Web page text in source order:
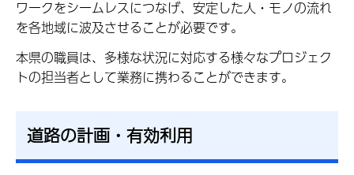
ワークをシームレスにつなげ、安定した人・モノの流れ
を各地域に波及させることが必要です。
本県の職員は、多様な状況に対応する様々なプロジェク
トの担当者として業務に携わることができます。
道路の計画・有効利用